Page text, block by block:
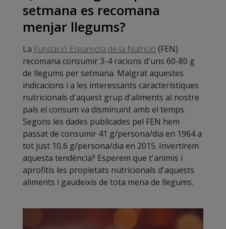
setmana es recomana
menjar llegums?
La Fundació Espanyola de la Nutrició (FEN)
recomana consumir 3-4 racions d'uns 60-80 g
de llegums per setmana. Malgrat aquestes
indicacions i a les interessants característiques
nutricionals d'aquest grup d'aliments al nostre
país el consum va disminuint amb el temps.
Segons les dades publicades pel FEN hem
passat de consumir 41 g/persona/dia en 1964 a
tot just 10,6 g/persona/dia en 2015. Invertirem
aquesta tendència? Esperem que t'animis i
aprofitis les propietats nutricionals d'aquests
aliments i gaudeixis de tota mena de llegums.